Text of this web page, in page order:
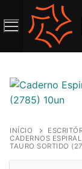
para
conteúdo
INÍCIO
CADERNOS ESPIRAL
TAURO SORTIDO